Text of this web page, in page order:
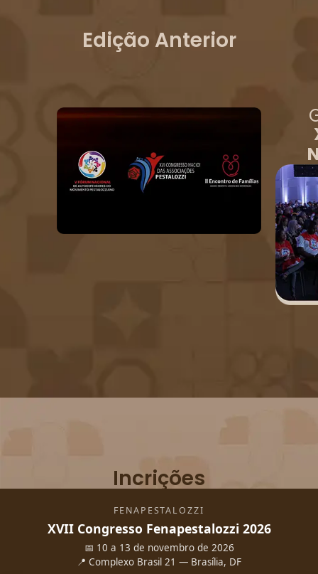
Edição Anterior
Incrições